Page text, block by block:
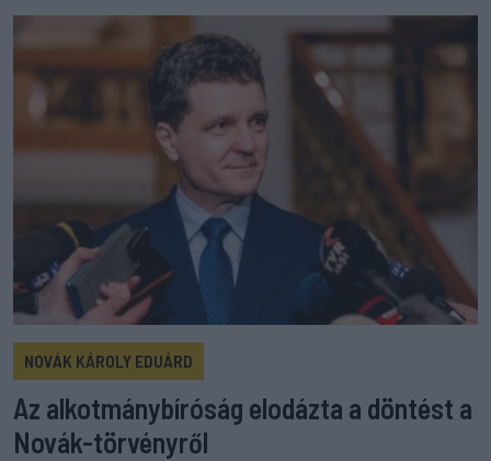
NOVÁK KÁROLY EDUÁRD
Az alkotmánybíróság elodázta a döntést a
Novák-törvényről